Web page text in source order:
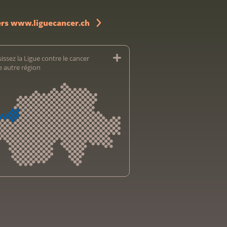
www.liguecancer.ch
la Ligue contre le cancer
autre région